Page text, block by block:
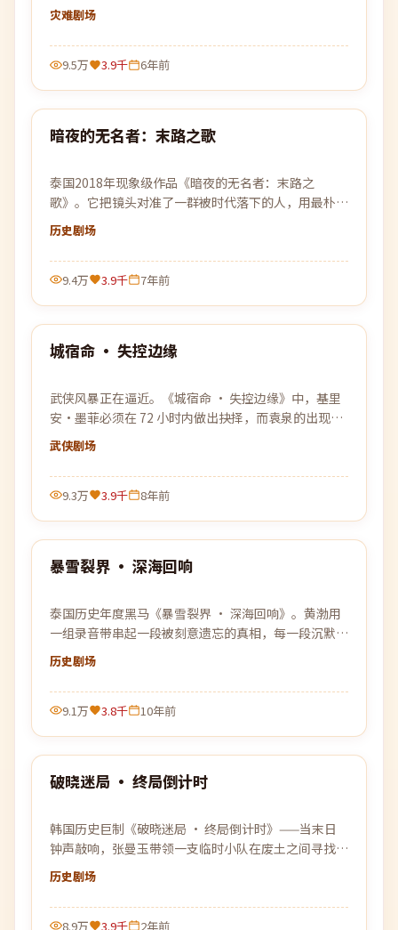
去，每靠近真相一步，黑暗就更加贴近。
灾难剧场
9.5万 3.9千 6年前
热门
99:45
暗夜的无名者：末路之歌
泰国2018年现象级作品《暗夜的无名者：末路之
歌》。它把镜头对准了一群被时代落下的人，用最朴素
的方式还原了他们最不平凡的日常。
历史剧场
9.4万 3.9千 7年前
热门
99:42
城宿命 · 失控边缘
武侠风暴正在逼近。《城宿命 · 失控边缘》中，基里
安·墨菲必须在 72 小时内做出抉择，而袁泉的出现让
所有计划被彻底打乱。
武侠剧场
9.3万 3.9千 8年前
热门
99:55
暴雪裂界 · 深海回响
泰国历史年度黑马《暴雪裂界 · 深海回响》。黄渤用
一组录音带串起一段被刻意遗忘的真相，每一段沉默背
后，都是一次惊雷般的回响。
历史剧场
9.1万 3.8千 10年前
热门
破晓迷局 · 终局倒计时
韩国历史巨制《破晓迷局 · 终局倒计时》——当末日
钟声敲响，张曼玉带领一支临时小队在废土之间寻找最
后的微光。
历史剧场
8.9万 3.9千 2年前